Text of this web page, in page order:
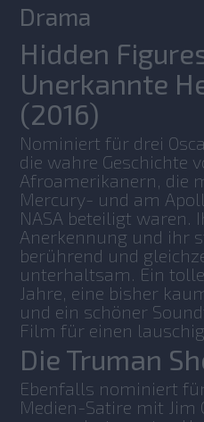
Drama
Hidden
Unerkannte
(2016)
Nominiert für drei
die wahre Geschichte
Afroamerikanern, die
Mercury- und am
NASA beteiligt waren.
Anerkennung und ihr
berührend und
unterhaltsam. Ein
Jahre, eine bisher
und ein schöner
Film für einen
Die Truman
Ebenfalls nominiert
Medien-Satire mit Jim